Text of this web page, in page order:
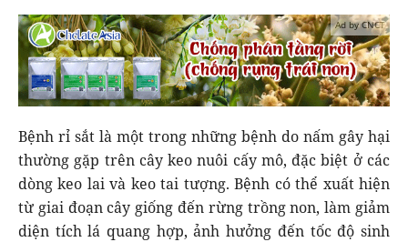
Ad by CNCT
Bệnh rỉ sắt là một trong những bệnh do nấm gây hại
thường gặp trên cây keo nuôi cấy mô, đặc biệt ở các
dòng keo lai và keo tai tượng. Bệnh có thể xuất hiện
từ giai đoạn cây giống đến rừng trồng non, làm giảm
diện tích lá quang hợp, ảnh hưởng đến tốc độ sinh